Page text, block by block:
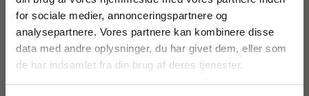
for sociale medier, annonceringspartnere og
analysepartnere. Vores partnere kan kombinere disse
data med andre oplysninger, du har givet dem, eller som
de har indsamlet fra din brug af deres tjenester.
Kyhnsvej 6
DK-8680 Ry
(Google Maps)
Viborg
St. Sct. Peder Stræde 16
*Din rabat kan ikke bruges på i forvejen nedsatte varer eller på
produkter fra Rocket .